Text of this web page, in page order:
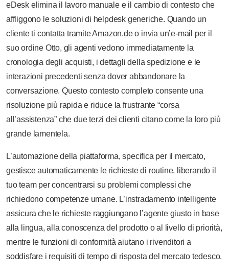
eDesk elimina il lavoro manuale e il cambio di contesto che
affliggono le soluzioni di helpdesk generiche. Quando un
cliente ti contatta tramite Amazon.de o invia un’e-mail per il
suo ordine Otto, gli agenti vedono immediatamente la
cronologia degli acquisti, i dettagli della spedizione e le
interazioni precedenti senza dover abbandonare la
conversazione. Questo contesto completo consente una
risoluzione più rapida e riduce la frustrante “corsa
all’assistenza” che due terzi dei clienti citano come la loro più
grande lamentela.
L’automazione della piattaforma, specifica per il mercato,
gestisce automaticamente le richieste di routine, liberando il
tuo team per concentrarsi su problemi complessi che
richiedono competenze umane. L’instradamento intelligente
assicura che le richieste raggiungano l’agente giusto in base
alla lingua, alla conoscenza del prodotto o al livello di priorità,
mentre le funzioni di conformità aiutano i rivenditori a
soddisfare i requisiti di tempo di risposta del mercato tedesco.